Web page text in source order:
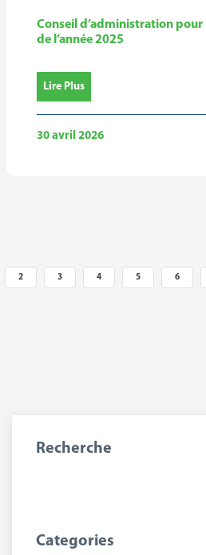
Conseil d’administration
de l’année 2025
Lire Plus
30 avril 2026
2 3 4 5 6
Recherche
Categories